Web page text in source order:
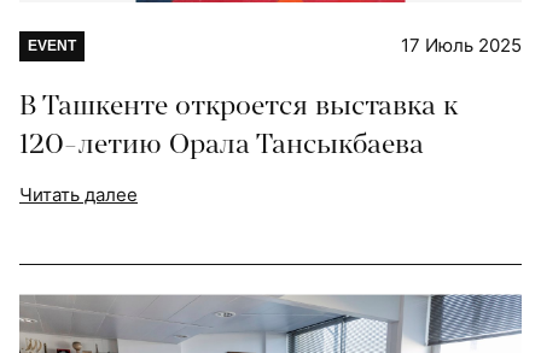
EVENT 17 Июль 2025
В Ташкенте откроется выставка к
120-летию Орала Тансыкбаева
Читать далее